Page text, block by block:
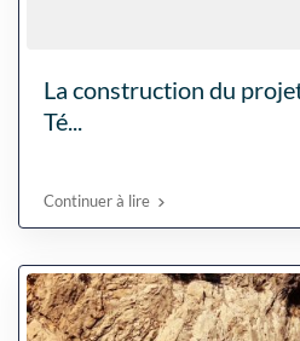
La construction du
Té...
Continuer à lire